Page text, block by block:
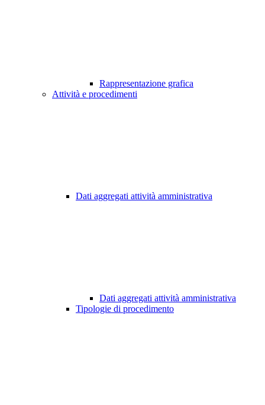
Rappresentazione grafica
Attività e procedimenti
Dati aggregati attività amministrativa
Dati aggregati attività amministrativa
Tipologie di procedimento